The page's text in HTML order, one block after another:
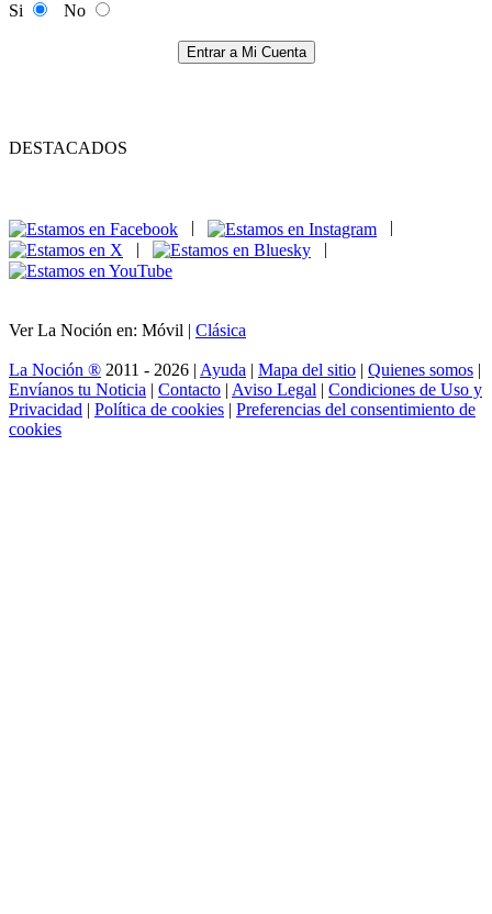
Si
No
Entrar a Mi Cuenta
DESTACADOS
|
|
Ver La Noción en: Móvil | Clásica
La Noción ® 2011 - 2026 | Ayuda | Mapa del sitio | Quienes somos |
Envíanos tu Noticia | Contacto | Aviso Legal | Condiciones de Uso y
Privacidad | Política de cookies | Preferencias del consentimiento de
cookies